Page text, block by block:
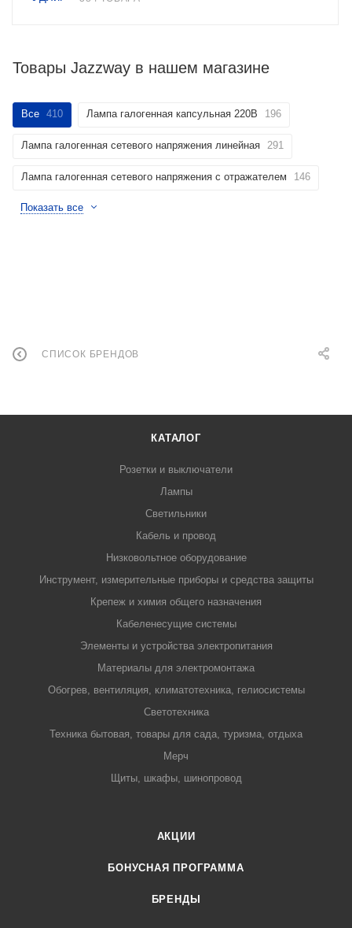
Товары Jazzway в нашем магазине
Все 410 Лампа галогенная капсульная 220В 196
Лампа галогенная сетевого напряжения линейная 291
Лампа галогенная сетевого напряжения с отражателем 146
Показать все
СПИСОК БРЕНДОВ
КАТАЛОГ
Розетки и выключатели
Лампы
Светильники
Кабель и провод
Низковольтное оборудование
Инструмент, измерительные приборы и средства защиты
Крепеж и химия общего назначения
Кабеленесущие системы
Элементы и устройства электропитания
Материалы для электромонтажа
Обогрев, вентиляция, климатотехника, гелиосистемы
Светотехника
Техника бытовая, товары для сада, туризма, отдыха
Мерч
Щиты, шкафы, шинопровод
АКЦИИ
БОНУСНАЯ ПРОГРАММА
БРЕНДЫ